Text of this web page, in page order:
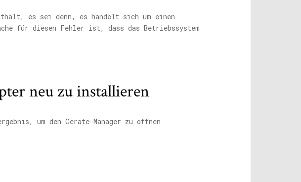
es sei denn, es handelt sich um einen
für diesen Fehler ist, dass das Betriebssystem
neu zu installieren
um den Geräte-Manager zu öffnen